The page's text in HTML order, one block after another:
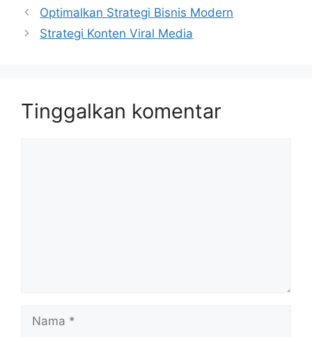
Optimalkan Strategi Bisnis Modern
Strategi Konten Viral Media
Tinggalkan komentar
Nama